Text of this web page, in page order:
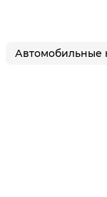
Автомобильные